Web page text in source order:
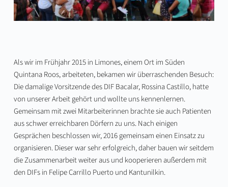
Als wir im Frühjahr 2015 in Limones, einem Ort im Süden
Quintana Roos, arbeiteten, bekamen wir überraschenden Besuch:
Die damalige Vorsitzende des DIF Bacalar, Rossina Castillo, hatte
von unserer Arbeit gehört und wollte uns kennenlernen.
Gemeinsam mit zwei Mitarbeiterinnen brachte sie auch Patienten
aus schwer erreichbaren Dörfern zu uns. Nach einigen
Gesprächen beschlossen wir, 2016 gemeinsam einen Einsatz zu
organisieren. Dieser war sehr erfolgreich, daher bauen wir seitdem
die Zusammenarbeit weiter aus und kooperieren außerdem mit
den DIFs in Felipe Carrillo Puerto und Kantunilkin.